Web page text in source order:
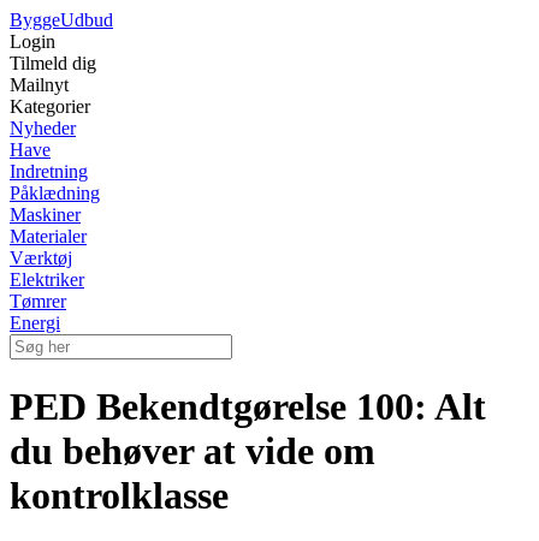
ByggeUdbud
Login
Tilmeld dig
Mailnyt
Kategorier
Nyheder
Have
Indretning
Påklædning
Maskiner
Materialer
Værktøj
Elektriker
Tømrer
Energi
PED Bekendtgørelse 100: Alt
du behøver at vide om
kontrolklasse